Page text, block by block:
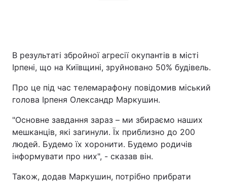
В результаті збройної агресії окупантів в місті
Ірпені, що на Київщині, зруйновано 50% будівель.
Про це під час телемарафону повідомив міський
голова Ірпеня Олександр Маркушин.
"Основне завдання зараз – ми збираємо наших
мешканців, які загинули. Їх приблизно до 200
людей. Будемо їх хоронити. Будемо родичів
інформувати про них", - сказав він.
Також, додав Маркушин, потрібно прибрати